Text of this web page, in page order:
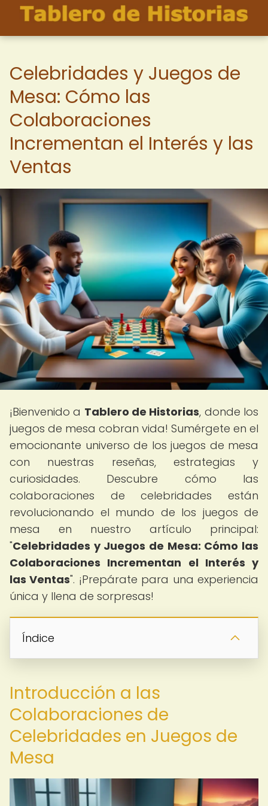
Celebridades y Juegos de
Mesa: Cómo las
Colaboraciones
Incrementan el Interés y las
Ventas
¡Bienvenido a Tablero de Historias, donde los
juegos de mesa cobran vida! Sumérgete en el
emocionante universo de los juegos de mesa
con nuestras reseñas, estrategias y
curiosidades. Descubre cómo las
colaboraciones de celebridades están
revolucionando el mundo de los juegos de
mesa en nuestro artículo principal:
"Celebridades y Juegos de Mesa: Cómo las
Colaboraciones Incrementan el Interés y
las Ventas". ¡Prepárate para una experiencia
única y llena de sorpresas!
Índice
Introducción a las
Colaboraciones de
Celebridades en Juegos de
Mesa